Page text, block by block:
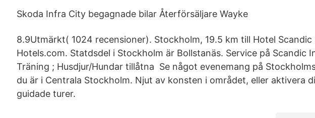
Skoda Infra City begagnade bilar Återförsäljare Wayke
8.9Utmärkt( 1024 recensioner). Stockholm, 19.5 km till Hotel Scandic
Hotels.com. Statdsdel i Stockholm är Bollstanäs. Service på Scandic
Träning ; Husdjur/Hundar tillåtna Se något evenemang på
du är i Centrala Stockholm. Njut av konsten i området, eller aktivera
guidade turer.